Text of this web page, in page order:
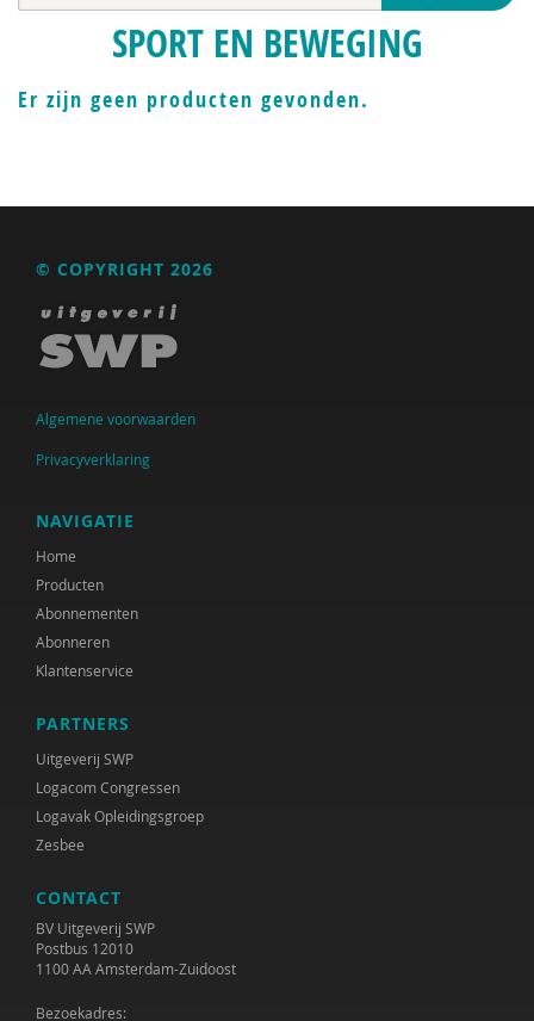
SPORT EN BEWEGING
Er zijn geen producten gevonden.
© COPYRIGHT 2026
Algemene voorwaarden
Privacyverklaring
NAVIGATIE
Home
Producten
Abonnementen
Abonneren
Klantenservice
PARTNERS
Uitgeverij SWP
Logacom Congressen
Logavak Opleidingsgroep
Zesbee
CONTACT
BV Uitgeverij SWP
Postbus 12010
1100 AA Amsterdam-Zuidoost
Bezoekadres: